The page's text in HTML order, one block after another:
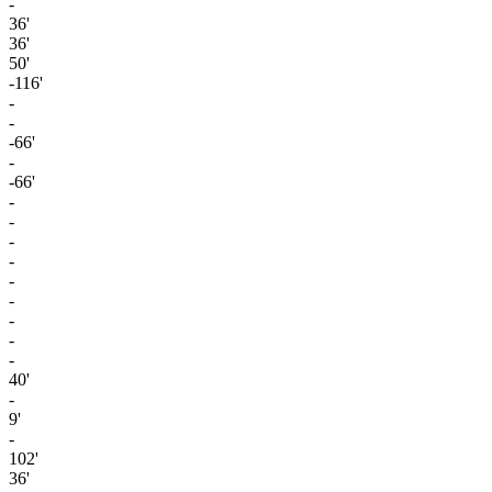
36'
36'
50'
-116'
-
-
-66'
-
-66'
-
-
-
-
-
-
-
-
-
40'
-
9'
-
102'
36'